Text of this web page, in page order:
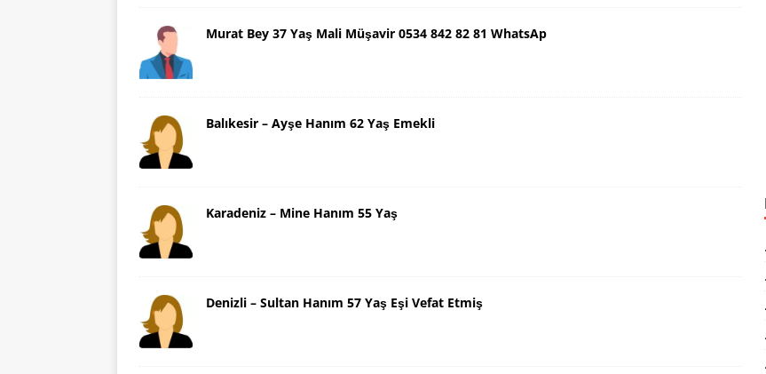
Murat Bey 37 Yaş Mali Müşavir 0534 842 82 81 WhatsAp
Balıkesir – Ayşe Hanım 62 Yaş Emekli
Karadeniz – Mine Hanım 55 Yaş
Denizli – Sultan Hanım 57 Yaş Eşi Vefat Etmiş